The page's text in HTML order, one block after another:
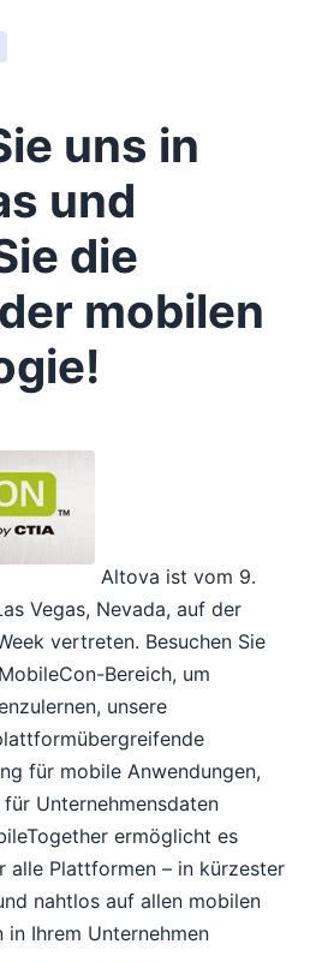
sind dabei!
2 ist jetzt verfügbar
2015 jetzt verfügbar
Vegas und erleben Sie die
uns in
und
die
mobilen
Altova ist vom 9.
Vegas, Nevada, auf der
vertreten. Besuchen Sie
Bereich, um
unsere
für mobile Anwendungen,
Unternehmensdaten
ermöglicht es
alle Plattformen – in kürzester
nahtlos auf allen mobilen
Ihrem Unternehmen